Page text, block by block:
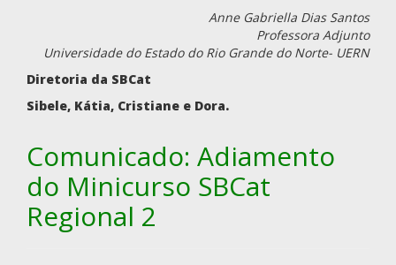
Anne Gabriella Dias Santos
Professora Adjunto
Universidade do Estado do Rio Grande do Norte- UERN
Diretoria da SBCat
Sibele, Kátia, Cristiane e Dora.
Comunicado: Adiamento
do Minicurso SBCat
Regional 2